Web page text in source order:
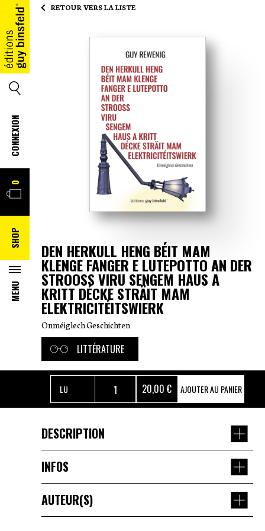
ACCUEIL
SEARCH
CONNEXION
PANIER
0
SHOP
MENU
RETOUR VERS LA LISTE
DEN HERKULL HENG BÉIT MAM
KLENGE FANGER E LUTEPOTTO AN DER
STROOSS VIRU SENGEM HAUS A
KRITT DÉCKE STRÄIT MAM
ELEKTRICITÉITSWIERK
Onméiglech Geschichten
LITTÉRATURE
20,00 € AJOUTER AU PANIER
DESCRIPTION
Onméiglech si meeschtens
d’Liewensëmstänn, mat deenen
d’Personnagen an d’Figure sech
erëmklappe mussen. Dat féiert dacks zu
INFOS
Guy Rewenig
ÉDITEUR
AUTEUR(S)